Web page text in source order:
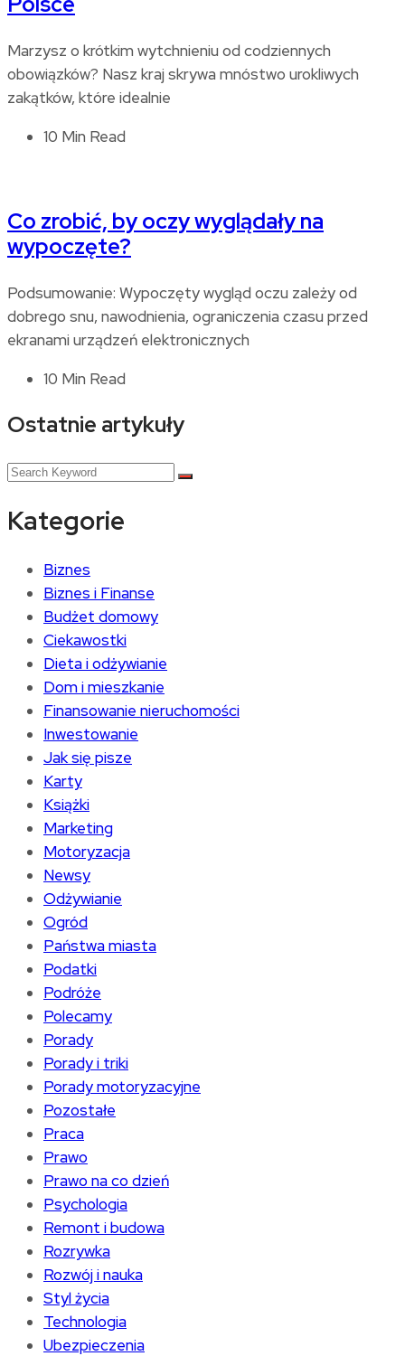
Marzysz o krótkim wytchnieniu od codziennych
obowiązków? Nasz kraj skrywa mnóstwo urokliwych
zakątków, które idealnie
10 Min Read
Co zrobić, by oczy wyglądały na
wypoczęte?
Podsumowanie: Wypoczęty wygląd oczu zależy od
dobrego snu, nawodnienia, ograniczenia czasu przed
ekranami urządzeń elektronicznych
10 Min Read
Ostatnie artykuły
Kategorie
Biznes
Biznes i Finanse
Budżet domowy
Ciekawostki
Dieta i odżywianie
Dom i mieszkanie
Finansowanie nieruchomości
Inwestowanie
Jak się pisze
Karty
Książki
Marketing
Motoryzacja
Newsy
Odżywianie
Ogród
Państwa miasta
Podatki
Podróże
Polecamy
Porady
Porady i triki
Porady motoryzacyjne
Pozostałe
Praca
Prawo
Prawo na co dzień
Psychologia
Remont i budowa
Rozrywka
Rozwój i nauka
Styl życia
Technologia
Ubezpieczenia